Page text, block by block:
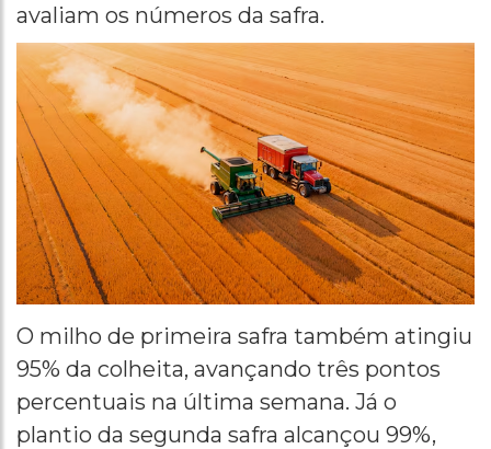
avaliam os números da safra.
O milho de primeira safra também atingiu
95% da colheita, avançando três pontos
percentuais na última semana. Já o
plantio da segunda safra alcançou 99%,